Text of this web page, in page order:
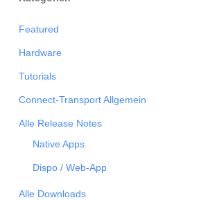
Featured
Hardware
Tutorials
Connect-Transport Allgemein
Alle Release Notes
Native Apps
Dispo / Web-App
Alle Downloads